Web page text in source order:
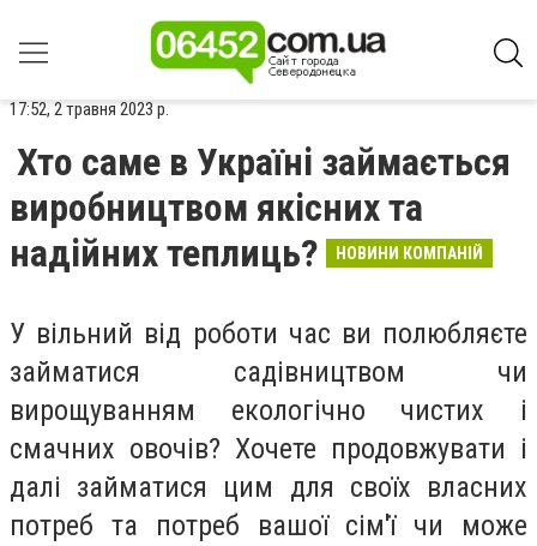
17:52, 2 травня 2023 р.
Хто саме в Україні займається
виробництвом якісних та
надійних теплиць?
НОВИНИ КОМПАНІЙ
У вільний від роботи час ви полюбляєте
займатися садівництвом чи
вирощуванням екологічно чистих і
смачних овочів? Хочете продовжувати і
далі займатися цим для своїх власних
потреб та потреб вашої сім'ї чи може